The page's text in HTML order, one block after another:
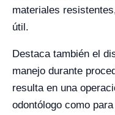
materiales
útil.
Destaca también el
manejo durante
resulta en una
odontólogo como